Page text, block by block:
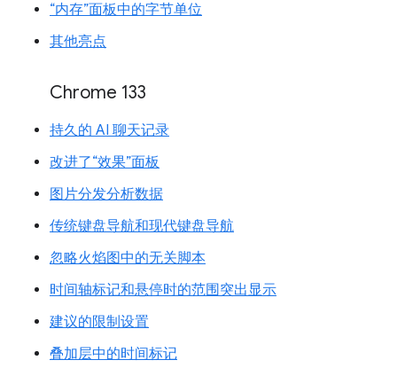
“内存”面板中的字节单位
其他亮点
Chrome 133
持久的 AI 聊天记录
改进了“效果”面板
图片分发分析数据
传统键盘导航和现代键盘导航
忽略火焰图中的无关脚本
时间轴标记和悬停时的范围突出显示
建议的限制设置
叠加层中的时间标记